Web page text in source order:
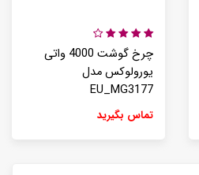
چرخ گوشت 4000 واتی
یورولوکس مدل
EU_MG3177
تماس بگیرید